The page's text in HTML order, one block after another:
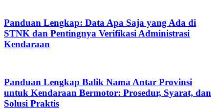
Panduan Lengkap: Data Apa Saja yang Ada di
STNK dan Pentingnya Verifikasi Administrasi
Kendaraan
Panduan Lengkap Balik Nama Antar Provinsi
untuk Kendaraan Bermotor: Prosedur, Syarat, dan
Solusi Praktis